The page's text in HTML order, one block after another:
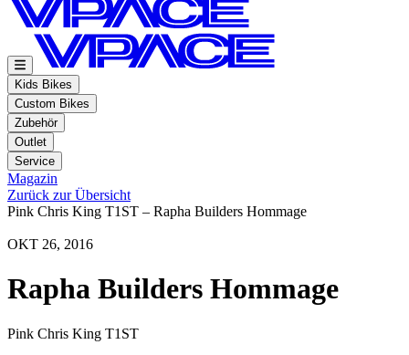
Kids Bikes
Custom Bikes
Zubehör
Outlet
Service
Magazin
Zurück zur Übersicht
Pink Chris King T1ST – Rapha Builders Hommage
OKT 26, 2016
Rapha Builders Hommage
Pink Chris King T1ST